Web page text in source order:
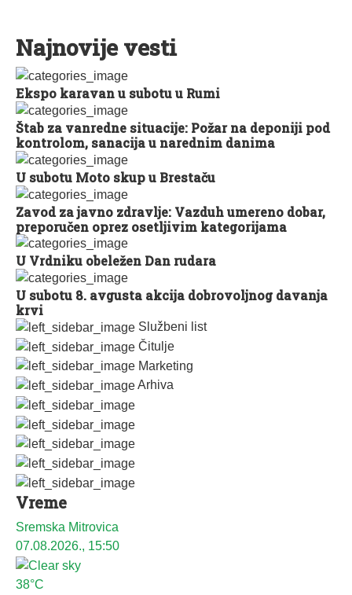
Službeni list
Čitulje
Marketing
Arhiva
Vreme
Sremska Mitrovica
07.08.2026., 15:50
38°C
Najnovije vesti
Ekspo karavan u subotu u Rumi
Štab za vanredne situacije: Požar na deponiji pod
kontrolom, sanacija u narednim danima
U subotu Moto skup u Brestaču
Zavod za javno zdravlje: Vazduh umereno dobar,
preporučen oprez osetljivim kategorijama
U Vrdniku obeležen Dan rudara
U subotu 8. avgusta akcija dobrovoljnog davanja
krvi